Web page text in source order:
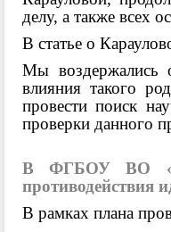
делу, а также всех
В статье о
Мы воздержались
влияния такого
провести поиск
проверки данного
В ФГБОУ ВО
противодействия
В рамках плана